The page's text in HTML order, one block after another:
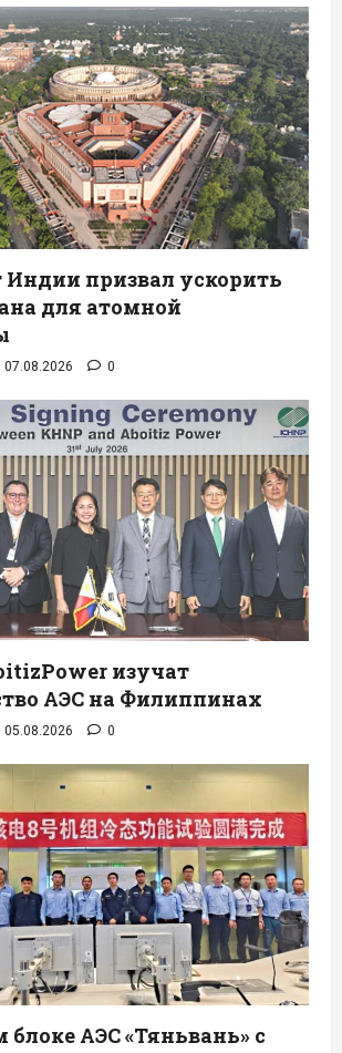
призвал ускорить
для атомной
07.08.2026 0
изучат
АЭС на Филиппинах
05.08.2026 0
АЭС «Тяньвань» с